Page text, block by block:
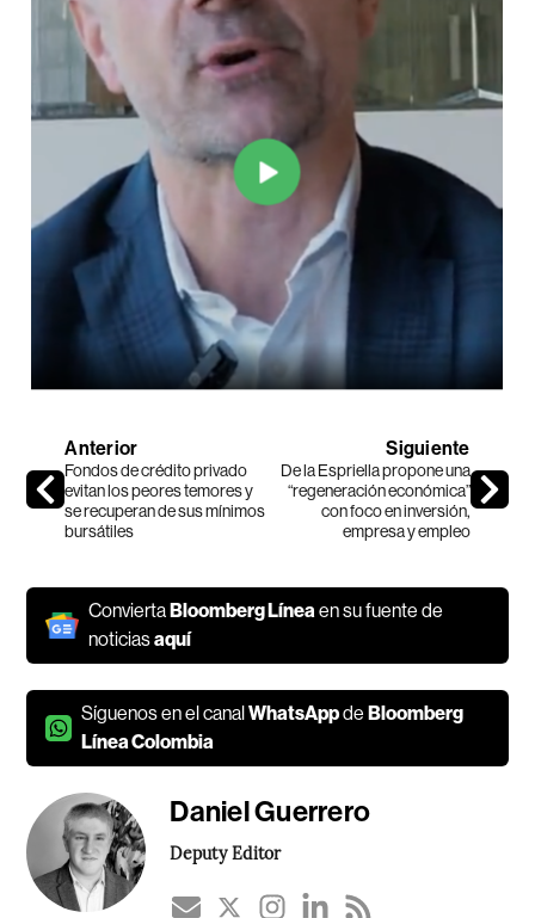
Anterior
Fondos de crédito privado
evitan los peores temores y
se recuperan de sus mínimos
bursátiles
Siguiente
De la Espriella propone una
“regeneración económica”
con foco en inversión,
empresa y empleo
ConviertaBloomberg Líneaen su fuente de
noticiasaquí
Síguenos en el canalWhatsAppdeBloomberg
Línea Colombia
Daniel Guerrero
Deputy Editor